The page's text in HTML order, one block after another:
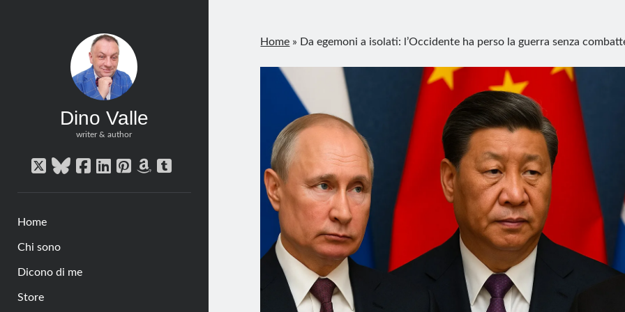
Dino Valle
writer & author
twitterbluesky
facebook
linkedin
pinterest
amazon
tumblr
Home
Chi sono
Dicono di me
Store
Home » Da egemoni a isolati: l’Occidente ha perso la guerra senza